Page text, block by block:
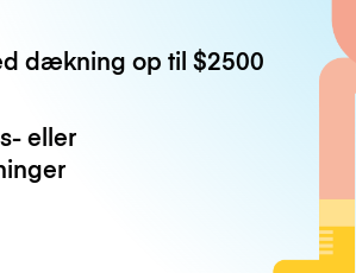
dækning op til$2500
eller